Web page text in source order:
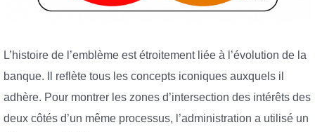
L’histoire de l’emblème est étroitement liée à l’évolution de la
banque. Il reflète tous les concepts iconiques auxquels il
adhère. Pour montrer les zones d’intersection des intérêts des
deux côtés d’un même processus, l’administration a utilisé un